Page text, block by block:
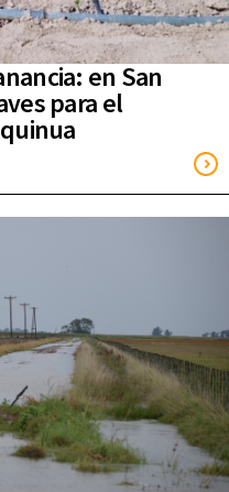
en San
para el